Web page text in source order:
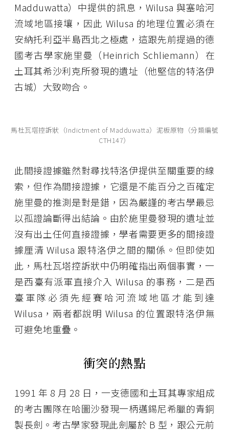
Madduwatta）中提供的訊息，Wilusa 與塞哈河
流域地區接壤，因此 Wilusa 的地理位置必須在
安納托利亞半島西北之極處，這跟先前提過的德
國考古學家施里曼（Heinrich Schliemann）在
土耳其希沙利克所發現的遺址（他堅信的特洛伊
古城）大致吻合。
馬杜瓦塔控訴狀（Indictment of Madduwatta）泥板原物（分類編號
CTH147）
此間接證據雖然對尋找特洛伊提供至關重要的線
索，但作為間接證據，它還是不能百分之百確定
施里曼的推測是對是錯，因為嚴謹的考古學最忌
以孤證論斷得出結論。由於施里曼發現的遺址並
沒有出土任何直接證據，學者需要更多的間接證
據厘清 Wilusa 跟特洛伊之間的關係。但即使如
此，馬杜瓦塔控訴狀中仍明確指出兩個事實，一
是西臺有派軍直接介入 Wilusa 的事務，二是西
臺軍隊必須先經賽哈河流域地區才能到達
Wilusa，兩者都說明 Wilusa 的位置跟特洛伊無
可避免地重疊。
衝突的熱點
1991 年 8 月 28 日，一支德國和土耳其專家組成
的考古團隊在哈圖沙發現一柄邁錫尼希臘的青銅
製長劍。考古學家發現此劍屬於 B 型，跟公元前